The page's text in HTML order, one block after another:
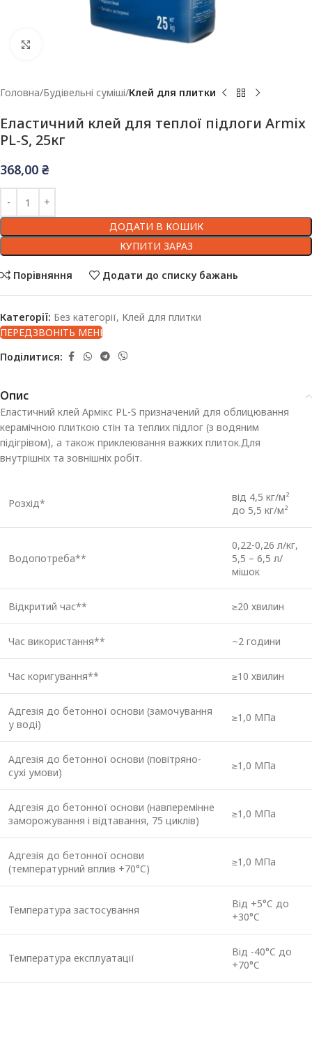
Головна Будівельні суміші Клей для плитки
Еластичний клей для теплої підлоги Armix
PL-S, 25кг
368,00 ₴
ДОДАТИ В КОШИК
КУПИТИ ЗАРАЗ
Порівняння Додати до списку бажань
Категорії: Без категорії, Клей для плитки
ПЕРЕДЗВОНІТЬ МЕНІ
Поділитися:
Опис
Еластичний клей Армікс РL-S призначений для облицювання
керамічною плиткою стін та теплих підлог (з водяним
підігрівом), а також приклеювання важких плиток.Для
внутрішніх та зовнішніх робіт.
Розхід*
від 4,5 кг/м²
до 5,5 кг/м²
Водопотреба**
0,22-0,26 л/кг,
5,5 – 6,5 л/
мішок
Відкритий час** ≥20 хвилин
Час використання** ~2 години
Час коригування** ≥10 хвилин
Адгезія до бетонної основи (замочування
у воді)
≥1,0 МПа
Адгезія до бетонної основи (повітряно-
сухі умови)
≥1,0 МПа
Адгезія до бетонної основи (навперемінне
заморожування і відтавання, 75 циклів)
≥1,0 МПа
Адгезія до бетонної основи
(температурний вплив +70°C)
≥1,0 МПа
Температура застосування
Від +5°C до
+30°C
Температура експлуатації
Від -40°C до
+70°C